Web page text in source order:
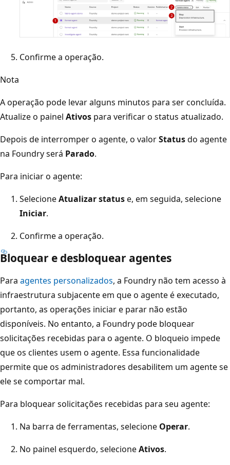
Confirme a operação.
Nota
A operação pode levar alguns minutos para ser concluída.
Atualize o painel Ativos para verificar o status atualizado.
Depois de interromper o agente, o valorStatusdo agente
na Foundry será Parado.
Para iniciar o agente:
SelecioneAtualizar statuse, em seguida, selecione
Iniciar.
Confirme a operação.
Bloquear e desbloquear agentes
Para agentes personalizados, a Foundry não tem acesso à
infraestrutura subjacente em que o agente é executado,
portanto, as operações iniciar e parar não estão
disponíveis. No entanto, a Foundry pode bloquear
solicitações recebidas para o agente. O bloqueio impede
que os clientes usem o agente. Essa funcionalidade
permite que os administradores desabilitem um agente se
ele se comportar mal.
Para bloquear solicitações recebidas para seu agente:
Na barra de ferramentas, selecione Operar.
No painel esquerdo, selecioneAtivos.